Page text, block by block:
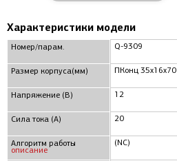
Характеристики модели
Номер/парам.
Размер корпуса(мм)
Напряжение (В)
Сила тока (А)
Алгоритм работы
описание
Q-9309
ПКонц 35x16x70
12
20
(NC)